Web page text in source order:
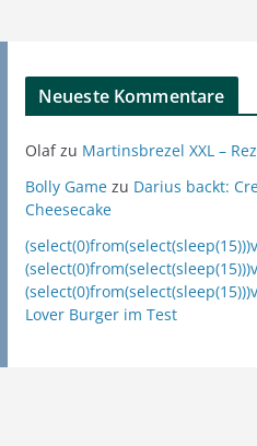
Neueste Kommentare
Olafzu Martinsbrezel XXL –
Bolly Gamezu Darius backt:
Cheesecake
Lover Burger im Test